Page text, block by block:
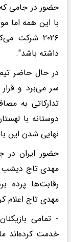
حضور در جامی
با این همه اما
۲۰۲۶ شرکت
داشته باشد".
در حال حاضر
سر می‌برد و
تدارکاتی به
دوستانه با
نهایی شدن این
رقابت‌ها پرده
مهدی تاج اعلام
- تمامی
خدمت کرده‌اند